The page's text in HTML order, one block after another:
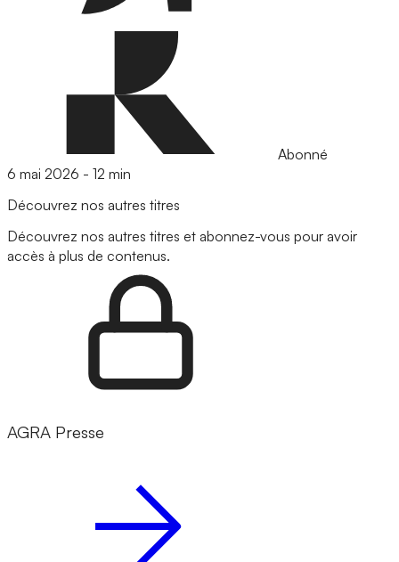
Abonné
6 mai 2026 - 12 min
Découvrez nos autres titres
Découvrez nos autres titres et abonnez-vous pour avoir
accès à plus de contenus.
AGRA Presse